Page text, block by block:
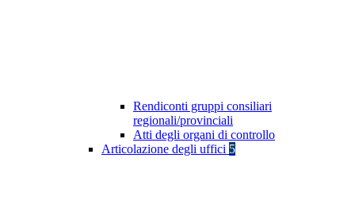
Rendiconti gruppi consiliari
regionali/provinciali
Atti degli organi di controllo
Articolazione degli uffici 5